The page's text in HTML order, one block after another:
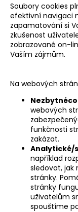
Soubory cookies
efektivní navigaci
zapamatování si
zkušenost
zobrazované on-
Vaším zájmům.
Na webových
webových
funkčnosti
zakázat.
Analytické/
například
sledovat, jak
stránky.
stránky
uživatelům
spouštíme